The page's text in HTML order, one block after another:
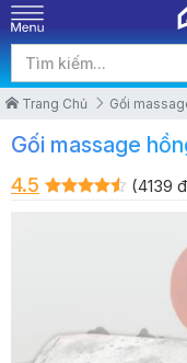
Trang Chủ Gối
Gối massage
4.5 (4139